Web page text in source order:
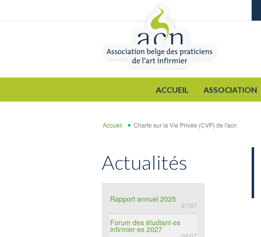
ACCUEIL ASSOCIATION
Accueil Charte sur la Vie Privée (CVP) de l'acn
Actualités
Rapport annuel 2025
07/07
Forum des étudiant·es
infirmier·es 2027